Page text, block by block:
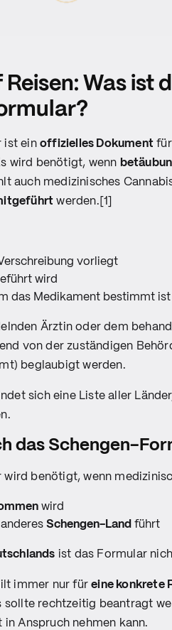
Was ist
ist ein offizielles Dokument
wird benötigt, wenn
auch medizinisches
werden.[1]
vorliegt
wird
das Medikament bestimmt ist
Ärztin oder dem
von der zuständigen
beglaubigt werden.
sich eine Liste aller
das Schengen-
wird benötigt, wenn
wird
Schengen-Land führt
ist das Formular
immer nur füreine konkrete
sollte rechtzeitig beantragt
Anspruch nehmen kann.